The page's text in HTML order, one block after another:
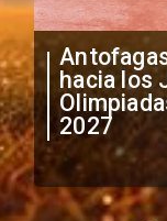
"Falta de
anuncia
irregular